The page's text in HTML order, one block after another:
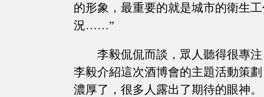
的形象，最重要的就是城市的衛生
況……”
李毅侃侃而談，眾人聽得很專
李毅介紹這次酒博會的主題活動策
濃厚了，很多人露出了期待的眼神。